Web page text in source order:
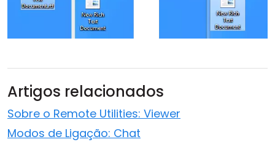
Artigos relacionados
Sobre o Remote Utilities: Viewer
Modos de Ligação: Chat